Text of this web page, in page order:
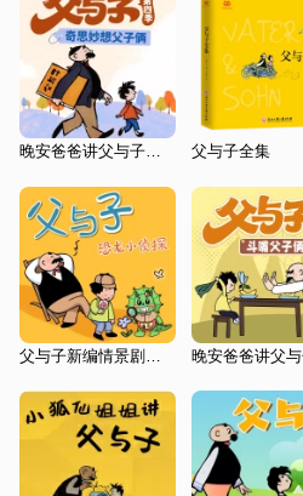
晚安爸爸讲父与子第4季|奇思妙想父子俩|爆笑情景剧|亲子笑话 父与子全集